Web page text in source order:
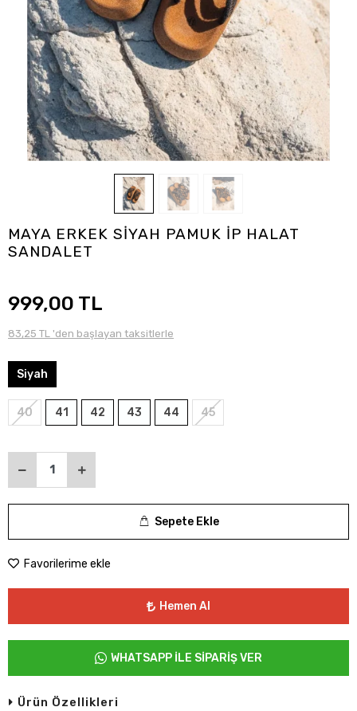
MAYA ERKEK SİYAH PAMUK İP HALAT
SANDALET
999,00 TL
83,25 TL 'den başlayan taksitlerle
Siyah
40 41 42 43 44 45
Sepete Ekle
Favorilerime ekle
Hemen Al
WHATSAPP İLE SİPARİŞ VER
Ürün Özellikleri